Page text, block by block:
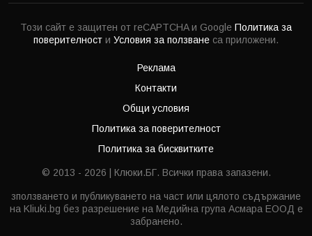
Този сайт е защитен от reCAPTCHA и Google Политика за
поверителност и Условия за ползване са приложени.
Реклама
Контакти
Общи условия
Политика за поверителност
Политика за бисквитките
© 2013 - 2026 | Клюки.БГ. Всички права запазени.
зползването и публикуването на част или цялото съдържание
на Kliuki.bg без разрешение на Медийна група Асмара ЕООД е
забранено.